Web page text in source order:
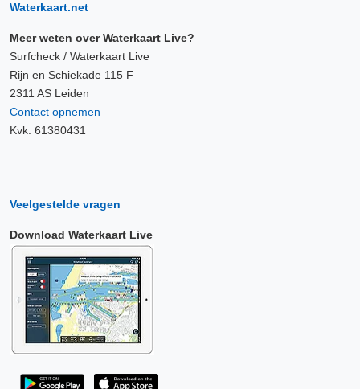
Waterkaart.net
Meer weten over Waterkaart Live?
Surfcheck / Waterkaart Live
Rijn en Schiekade 115 F
2311 AS Leiden
Contact opnemen
Kvk: 61380431
Veelgestelde vragen
Download Waterkaart Live